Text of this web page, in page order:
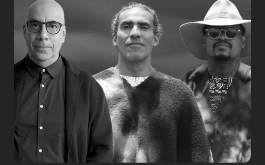
Inscribir
Boletería